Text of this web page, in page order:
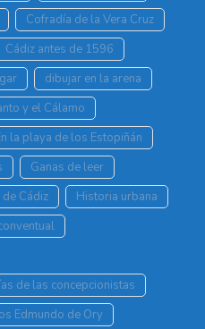
Cofradía de la Vera Cruz
Cádiz antes de 1596
dibujar en la arena
y el Cálamo
la playa de los Estopiñán
Ganas de leer
Cádiz
Historia urbana
de las concepcionistas
Edmundo de Ory